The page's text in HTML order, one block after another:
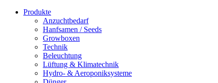
Produkte
Anzuchtbedarf
Hanfsamen / Seeds
Growboxen
Technik
Beleuchtung
Lüftung & Klimatechnik
Hydro- & Aeroponiksysteme